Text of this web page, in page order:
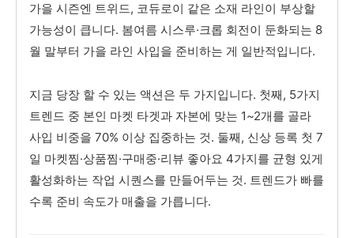
가을 시즌엔 트위드, 코듀로이 같은 소재 라인이 부상할
가능성이 큽니다. 봄여름 시스루·크롭 회전이 둔화되는 8
월 말부터 가을 라인 사입을 준비하는 게 일반적입니다.
지금 당장 할 수 있는 액션은 두 가지입니다. 첫째, 5가지
트렌드 중 본인 마켓 타겟과 자본에 맞는 1~2개를 골라
사입 비중을 70% 이상 집중하는 것. 둘째, 신상 등록 첫 7
일 마켓찜·상품찜·구매중·리뷰 좋아요 4가지를 균형 있게
활성화하는 작업 시퀀스를 만들어두는 것. 트렌드가 빠를
수록 준비 속도가 매출을 가릅니다.